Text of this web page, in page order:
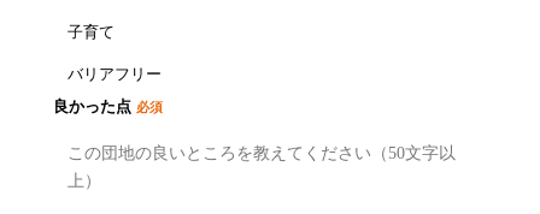
子育て
バリアフリー
良かった点 必須